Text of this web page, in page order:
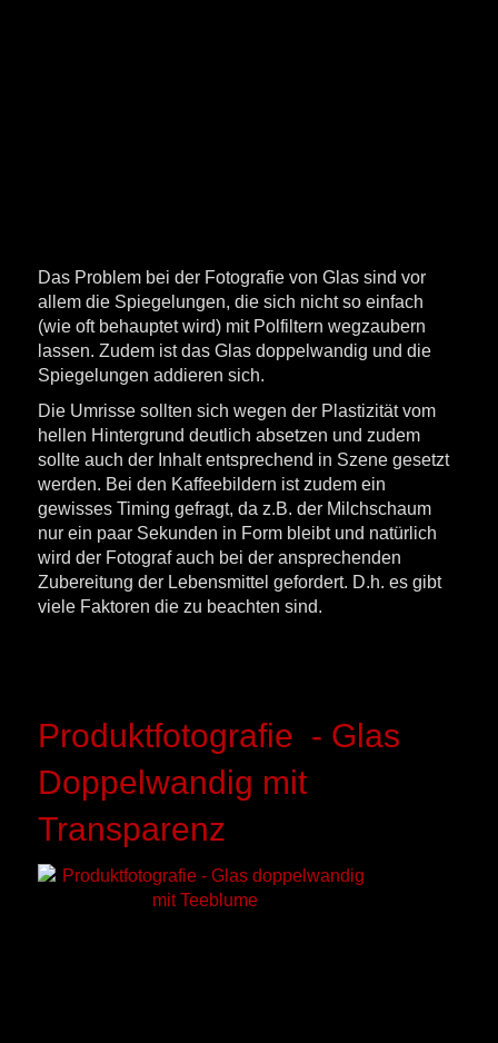
Das Problem bei der Fotografie von Glas sind vor
allem die Spiegelungen, die sich nicht so einfach
(wie oft behauptet wird) mit Polfiltern wegzaubern
lassen. Zudem ist das Glas doppelwandig und die
Spiegelungen addieren sich.
Die Umrisse sollten sich wegen der Plastizität vom
hellen Hintergrund deutlich absetzen und zudem
sollte auch der Inhalt entsprechend in Szene gesetzt
werden. Bei den Kaffeebildern ist zudem ein
gewisses Timing gefragt, da z.B. der Milchschaum
nur ein paar Sekunden in Form bleibt und natürlich
wird der Fotograf auch bei der ansprechenden
Zubereitung der Lebensmittel gefordert. D.h. es gibt
viele Faktoren die zu beachten sind.
Produktfotografie - Glas
Doppelwandig mit
Transparenz